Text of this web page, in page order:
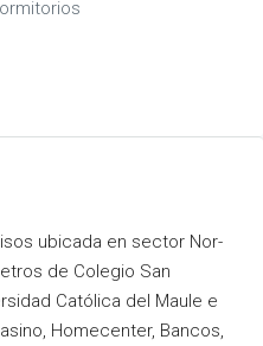
ubicada en sector Nor-
de Colegio San
Católica del Maule e
Homecenter, Bancos,